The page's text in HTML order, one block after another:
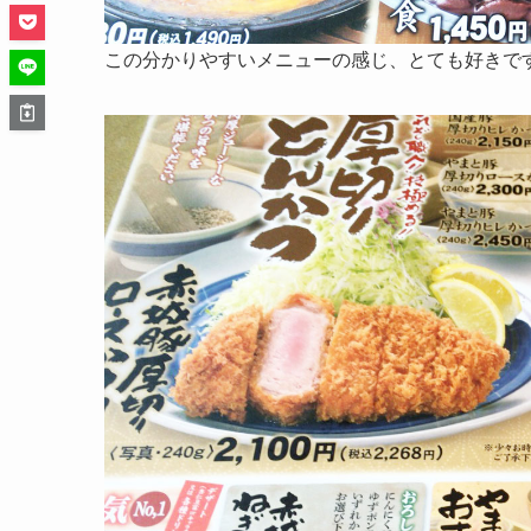
この分かりやすいメニューの感じ、とても好きで